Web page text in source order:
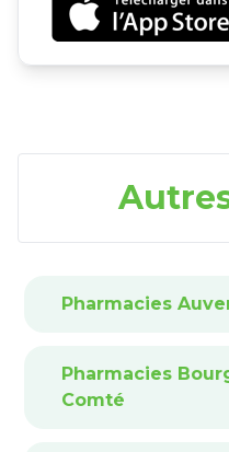
Pharmacies
Pharmacies
Comté